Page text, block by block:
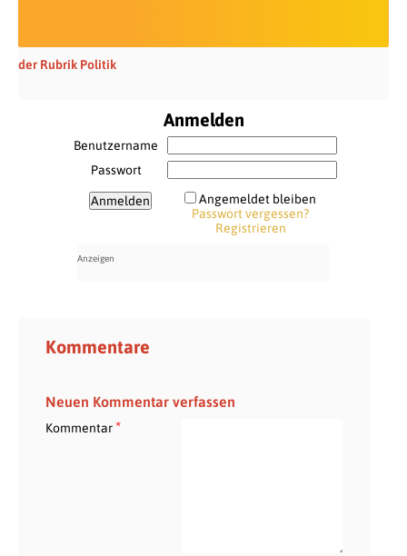
der Rubrik Politik
Anmelden
Benutzername
Passwort
Angemeldet bleiben
Passwort vergessen?
Registrieren
Kommentare
Neuen Kommentar verfassen
Kommentar*